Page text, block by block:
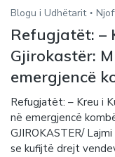
Blogu i Udhëtarit
Refugjatët: –
Gjirokastër:
emergjencë
Refugjatët: – Kreu i
në emergjencë
GJIROKASTER/
se kufijtë drejt